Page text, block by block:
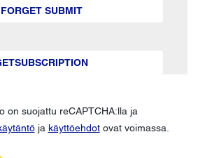
FORGET SUBMIT
on suojattu reCAPTCHA:lla ja
ja käyttöehdotovat voimassa.